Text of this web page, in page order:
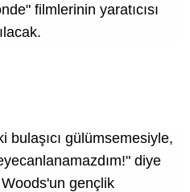
filmlerinin yaratıcısı
bulaşıcı gülümsemesiyle,
diye
Woods'un gençlik